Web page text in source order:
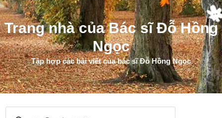
Trang nhà của Bác sĩ Đỗ Hồng
Ngọc
Tập hợp các bài viết của bác sĩ Đỗ Hồng Ngọc